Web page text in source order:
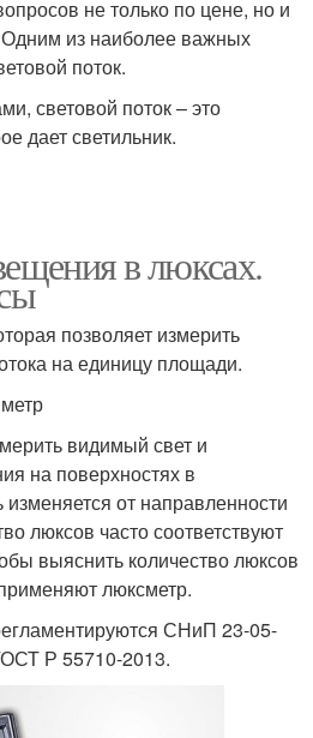
не только по цене, но и
Одним из наиболее важных
поток.
световой поток – это
дает светильник.
в люксах.
позволяет измерить
на единицу площади.
видимый свет и
на поверхностях в
от направленности
люксов часто соответствуют
выяснить количество люксов
люксметр.
СНиП 23-05-
Р 55710-2013.